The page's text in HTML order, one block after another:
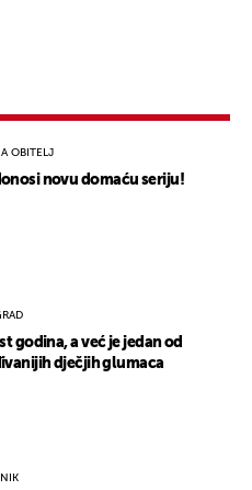
OBITELJ
novu domaću seriju!
godina, a već je jedan od
dječjih glumaca